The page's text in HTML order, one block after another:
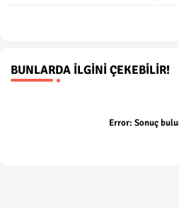
BUNLARDA İLGINI ÇEKEBILIR!
Error: Sonuç